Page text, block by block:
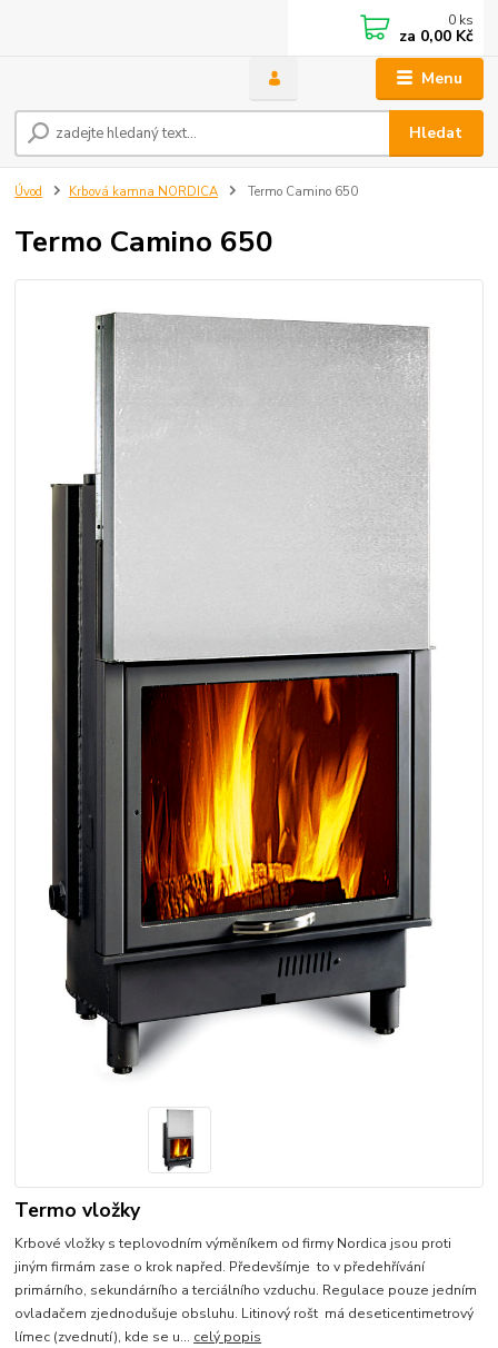
Menu
Hledat
0 ks
za 0,00 Kč
Úvod Krbová kamna NORDICA Termo Camino 650
Termo Camino 650
Termo vložky
Krbové vložky s teplovodním výměníkem od firmy Nordica jsou proti
jiným firmám zase o krok napřed. Předevšímje to v předehřívání
primárního, sekundárního a terciálního vzduchu. Regulace pouze jedním
ovladačem zjednodušuje obsluhu. Litinový rošt má deseticentimetrový
límec (zvednutí), kde se u... celý popis